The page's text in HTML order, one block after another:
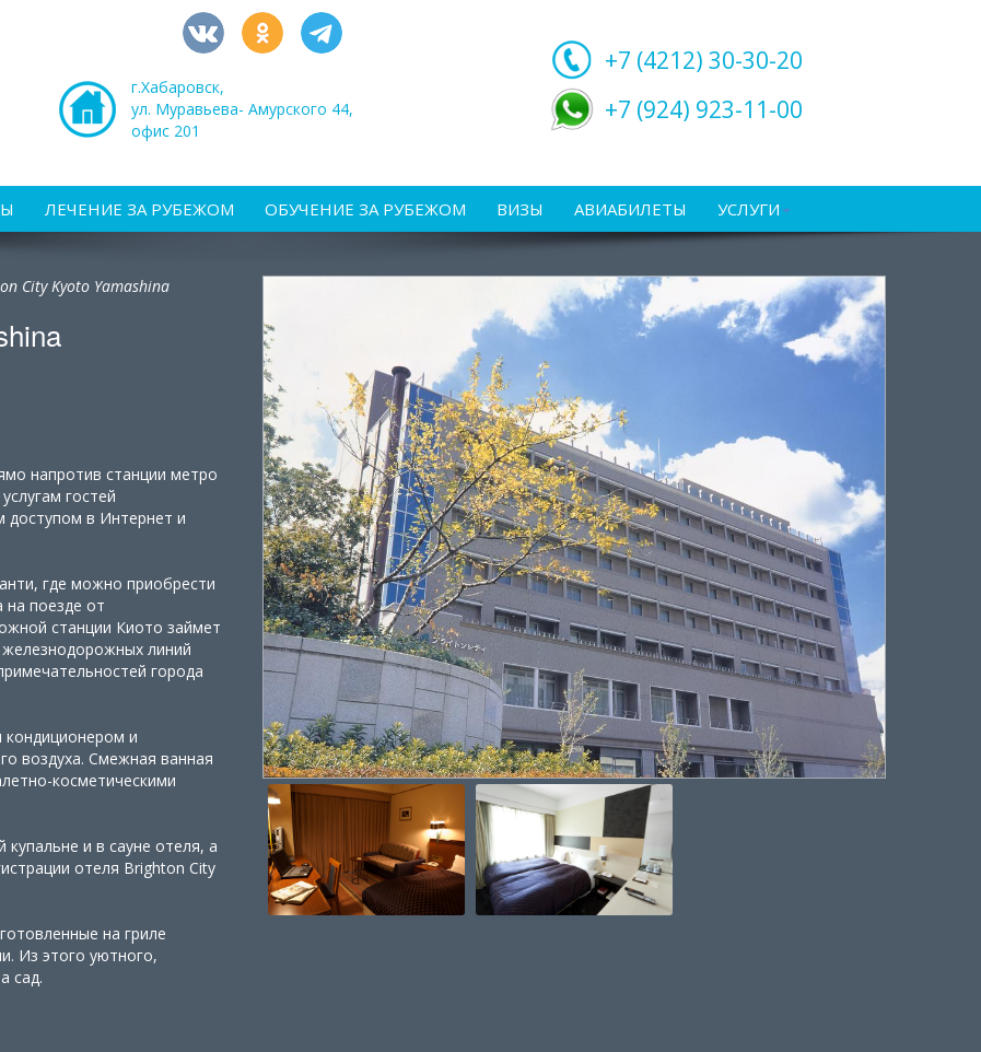
г.Хабаровск,
ул. Муравьева- Амурского 44,
офис 201
+7 (4212) 30-30-20
+7 (924) 923-11-00
ЛЕЧЕНИЕ ЗА РУБЕЖОМ ОБУЧЕНИЕ ЗА РУБЕЖОМ ВИЗЫ АВИАБИЛЕТЫ УСЛУГИ
City Kyoto Yamashina
напротив станции метро
гостей
в Интернет и
где можно приобрести
на поезде от
станции Киото займет
линий
города
и
воздуха. Смежная ванная
косметическими
и в сауне отеля, а
отеля Brighton City
на гриле
Из этого уютного,
сад.